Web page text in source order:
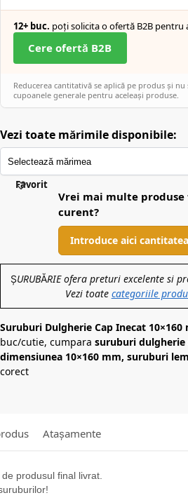
12+ buc. poți solicita o ofertă B2B pentru
Cere ofertă B2B
Reducerea cantitativă se aplică pe produs și nu
cupoanele generale pentru aceleași produse.
Vezi toate mărimile disponibile:
Favorit
Vrei mai multe produse
curent?
Introduce aici
ȘURUBĂRIE ofera preturi excelente si
Vezi toate categoriile
Suruburi Dulgherie Cap Inecat 10×160
buc/cutie, cumparasuruburi dulgherie
dimensiunea 10×160 mm, suruburi
corect
Atașamente
produsul final livrat.